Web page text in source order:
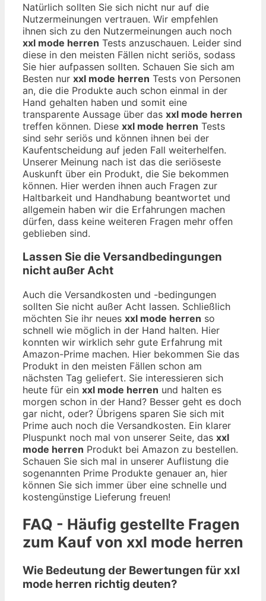
Natürlich sollten Sie sich nicht nur auf die
Nutzermeinungen vertrauen. Wir empfehlen
ihnen sich zu den Nutzermeinungen auch noch
xxl mode herren Tests anzuschauen. Leider sind
diese in den meisten Fällen nicht seriös, sodass
Sie hier aufpassen sollten. Schauen Sie sich am
Besten nur xxl mode herren Tests von Personen
an, die die Produkte auch schon einmal in der
Hand gehalten haben und somit eine
transparente Aussage über das xxl mode herren
treffen können. Diese xxl mode herren Tests
sind sehr seriös und können ihnen bei der
Kaufentscheidung auf jeden Fall weiterhelfen.
Unserer Meinung nach ist das die seriöseste
Auskunft über ein Produkt, die Sie bekommen
können. Hier werden ihnen auch Fragen zur
Haltbarkeit und Handhabung beantwortet und
allgemein haben wir die Erfahrungen machen
dürfen, dass keine weiteren Fragen mehr offen
geblieben sind.
Lassen Sie die Versandbedingungen
nicht außer Acht
Auch die Versandkosten und -bedingungen
sollten Sie nicht außer Acht lassen. Schließlich
möchten Sie ihr neues xxl mode herren so
schnell wie möglich in der Hand halten. Hier
konnten wir wirklich sehr gute Erfahrung mit
Amazon-Prime machen. Hier bekommen Sie das
Produkt in den meisten Fällen schon am
nächsten Tag geliefert. Sie interessieren sich
heute für ein xxl mode herren und halten es
morgen schon in der Hand? Besser geht es doch
gar nicht, oder? Übrigens sparen Sie sich mit
Prime auch noch die Versandkosten. Ein klarer
Pluspunkt noch mal von unserer Seite, das xxl
mode herren Produkt bei Amazon zu bestellen.
Schauen Sie sich mal in unserer Auflistung die
sogenannten Prime Produkte genauer an, hier
können Sie sich immer über eine schnelle und
kostengünstige Lieferung freuen!
FAQ - Häufig gestellte Fragen
zum Kauf von xxl mode herren
Wie Bedeutung der Bewertungen für xxl
mode herren richtig deuten?